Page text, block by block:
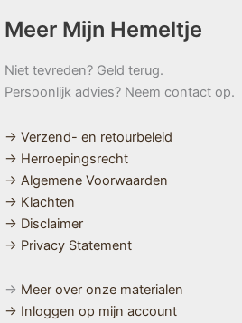
Meer Mijn Hemeltje
Niet tevreden? Geld terug.
Persoonlijk advies? Neem contact op.
→ Verzend- en retourbeleid
→ Herroepingsrecht
→ Algemene Voorwaarden
→ Klachten
→ Disclaimer
→ Privacy Statement
→ Meer over onze materialen
→ Inloggen op mijn account